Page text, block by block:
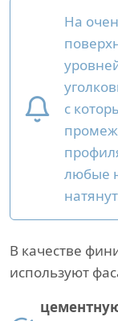
На
с
любые
В качестве
используют